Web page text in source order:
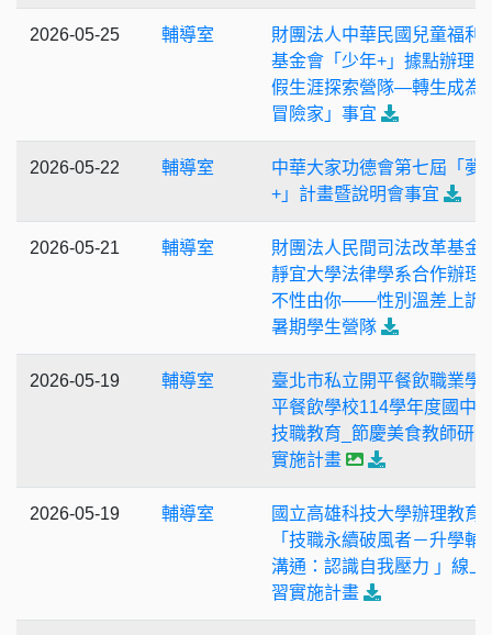
2026-05-25 輔導室
財團法人中華民國兒童福利
基金會「少年+」據點辦理
假生涯探索營隊—轉生成為
冒險家」事宜
2026-05-22 輔導室
中華大家功德會第七屆「夢
+」計畫暨說明會事宜
2026-05-21 輔導室
財團法人民間司法改革基金
靜宜大學法律學系合作辦理
不性由你——性別溫差上訴
暑期學生營隊
2026-05-19 輔導室
臺北市私立開平餐飲職業學
平餐飲學校114學年度國中
技職教育_節慶美食教師研
實施計畫
2026-05-19 輔導室
國立高雄科技大學辦理教育
「技職永續破風者－升學輔
溝通：認識自我壓力 」線上
習實施計畫